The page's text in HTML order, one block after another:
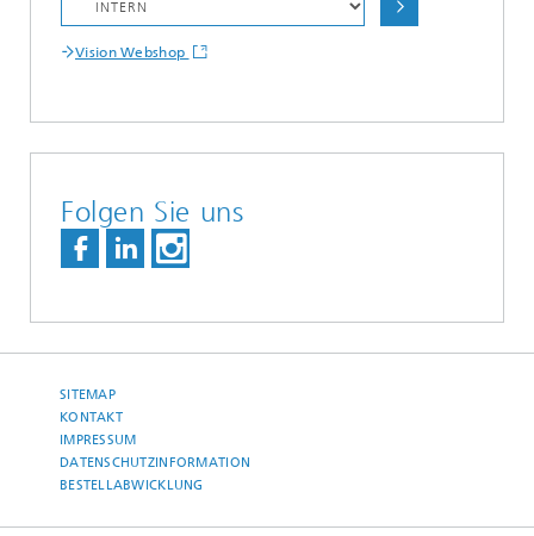
Vision Webshop
Folgen Sie uns
SITEMAP
KONTAKT
IMPRESSUM
DATENSCHUTZINFORMATION
BESTELLABWICKLUNG